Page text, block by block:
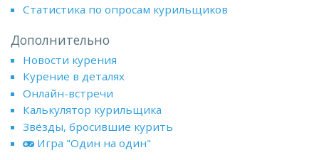
Статистика по опросам курильщиков
Дополнительно
Новости курения
Курение в деталях
Онлайн-встречи
Калькулятор курильщика
Звёзды, бросившие курить
Игра "Один на один"